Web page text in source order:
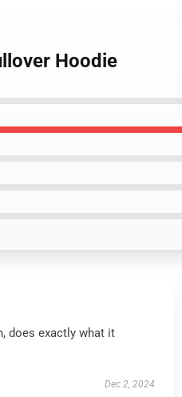
Hoodie
does exactly what it
Dec 2, 2024